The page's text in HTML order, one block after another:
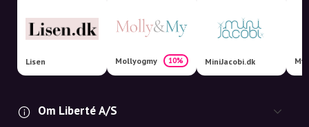
Lisen Mollyogmy 10% MiniJacobi.dk
Om Liberté A/S